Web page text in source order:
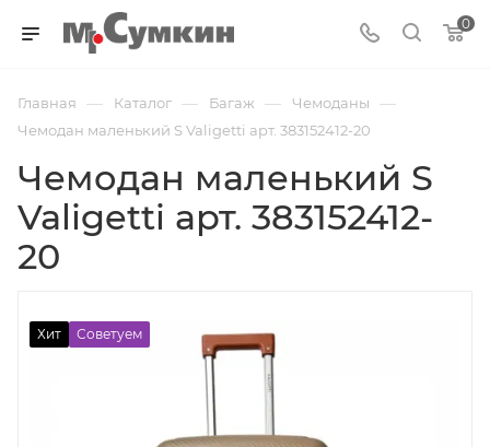
0
Главная — Каталог — Багаж — Чемоданы —
Чемодан маленький S Valigetti арт. 383152412-20
Чемодан маленький S
Valigetti арт. 383152412-
20
Хит Советуем